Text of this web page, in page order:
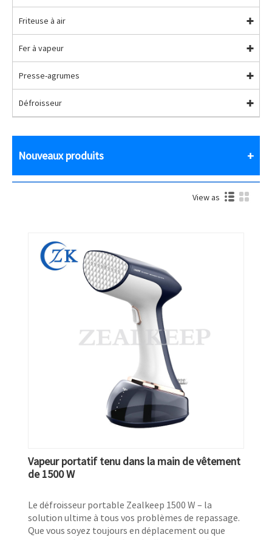
Friteuse à air
Fer à vapeur
Presse-agrumes
Défroisseur
Nouveaux produits
View as
Vapeur portatif tenu dans la main de vêtement
de 1500 W
Le défroisseur portable Zealkeep 1500 W – la
solution ultime à tous vos problèmes de repassage.
Que vous soyez toujours en déplacement ou que